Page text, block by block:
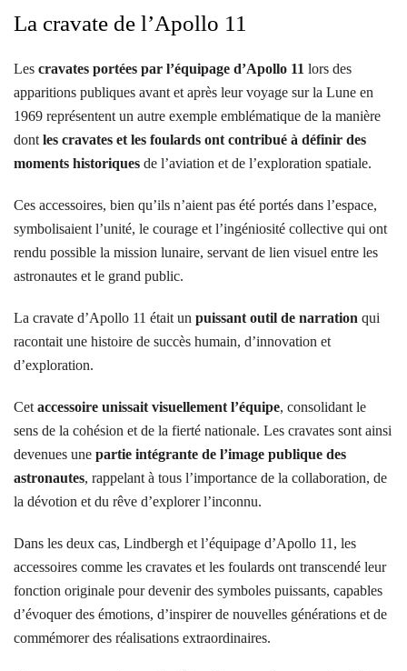
La cravate de l’Apollo 11
Les cravates portées par l’équipage d’Apollo 11 lors des
apparitions publiques avant et après leur voyage sur la Lune en
1969 représentent un autre exemple emblématique de la manière
dont les cravates et les foulards ont contribué à définir des
moments historiques de l’aviation et de l’exploration spatiale.
Ces accessoires, bien qu’ils n’aient pas été portés dans l’espace,
symbolisaient l’unité, le courage et l’ingéniosité collective qui ont
rendu possible la mission lunaire, servant de lien visuel entre les
astronautes et le grand public.
La cravate d’Apollo 11 était un puissant outil de narration qui
racontait une histoire de succès humain, d’innovation et
d’exploration.
Cet accessoire unissait visuellement l’équipe, consolidant le
sens de la cohésion et de la fierté nationale. Les cravates sont ainsi
devenues une partie intégrante de l’image publique des
astronautes, rappelant à tous l’importance de la collaboration, de
la dévotion et du rêve d’explorer l’inconnu.
Dans les deux cas, Lindbergh et l’équipage d’Apollo 11, les
accessoires comme les cravates et les foulards ont transcendé leur
fonction originale pour devenir des symboles puissants, capables
d’évoquer des émotions, d’inspirer de nouvelles générations et de
commémorer des réalisations extraordinaires.